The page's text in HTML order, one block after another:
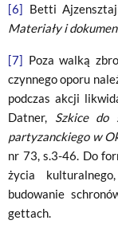
[6] Betti
Materiały i
[7] Poza walką
czynnego oporu
podczas akcji
Datner, Szkice do
partyzanckiego w
nr 73, s.3-46. Do
życia
budowanie
gettach.